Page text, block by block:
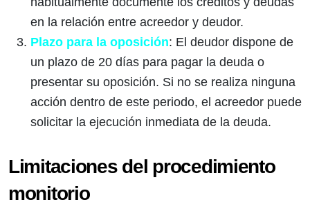
en la relación entre acreedor y deudor.
Plazo para la oposición: El deudor dispone de
un plazo de 20 días para pagar la deuda o
presentar su oposición. Si no se realiza ninguna
acción dentro de este periodo, el acreedor puede
solicitar la ejecución inmediata de la deuda.
Limitaciones del procedimiento
monitorio